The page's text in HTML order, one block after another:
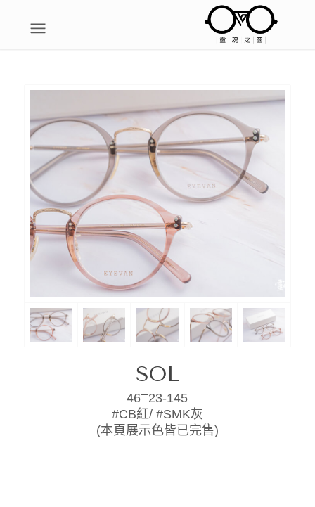
SOL
46□23-145
#CB紅/ #SMK灰
(本頁展示色皆已完售)